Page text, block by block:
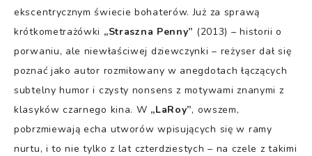
ekscentrycznym świecie bohaterów. Już za sprawą
krótkometrażówki „Straszna Penny” (2013) – historii o
porwaniu, ale niewłaściwej dziewczynki – reżyser dał się
poznać jako autor rozmiłowany w anegdotach łączących
subtelny humor i czysty nonsens z motywami znanymi z
klasyków czarnego kina. W „LaRoy”, owszem,
pobrzmiewają echa utworów wpisujących się w ramy
nurtu, i to nie tylko z lat czterdziestych – na czele z takimi